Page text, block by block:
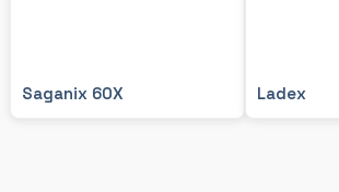
Saganix 60X Ladex